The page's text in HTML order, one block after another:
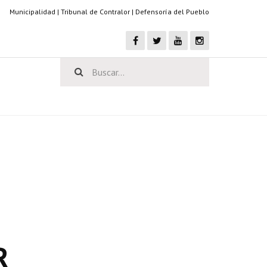
Municipalidad | Tribunal de Contralor | Defensoría del Pueblo